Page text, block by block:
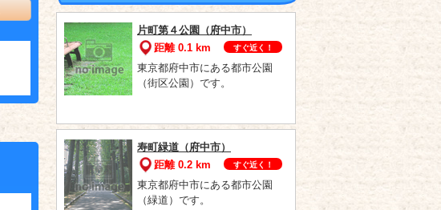
片町第４公園（府中市）
距離 0.1 km
すぐ近く！
東京都府中市にある都市公園
（街区公園）です。
寿町緑道（府中市）
距離 0.2 km
すぐ近く！
東京都府中市にある都市公園
（緑道）です。